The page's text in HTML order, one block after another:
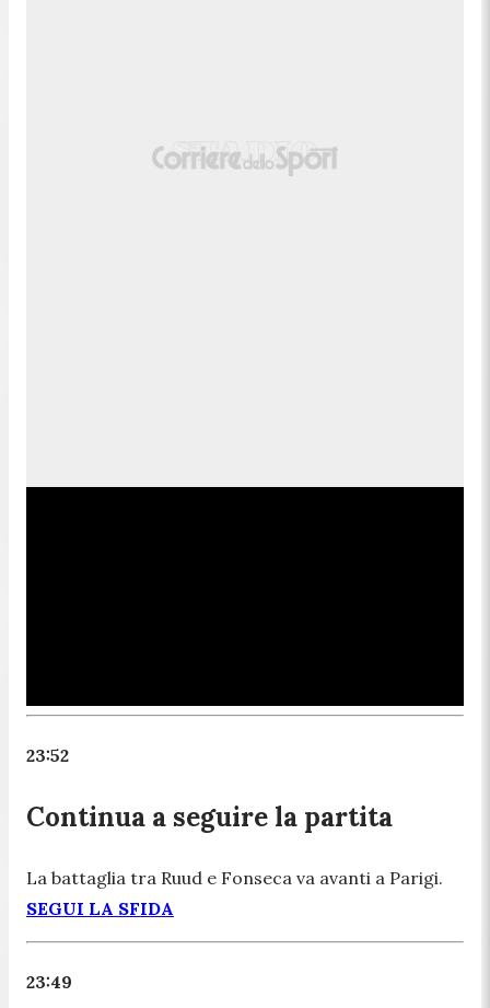
23:52
Continua a seguire la partita
La battaglia tra Ruud e Fonseca va avanti a Parigi.
SEGUI LA SFIDA
23:49